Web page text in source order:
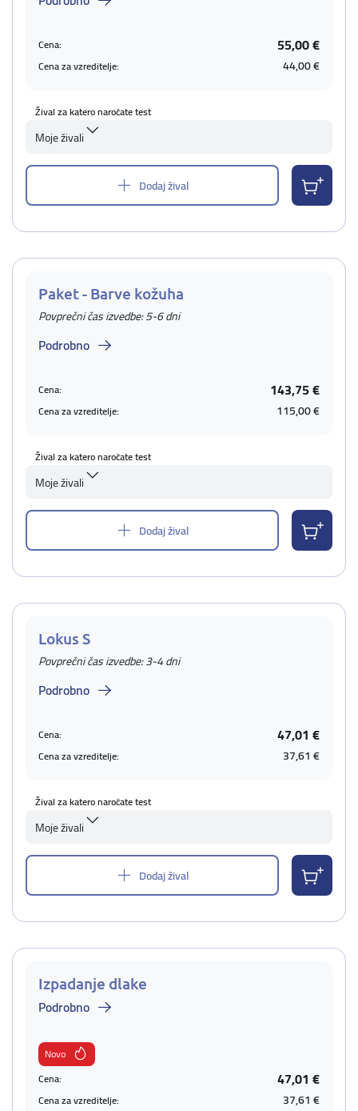
Cena: 55,00 €
Cena za vzreditelje: 44,00 €
Žival za katero naročate test
Moje živali
Dodaj žival
Paket - Barve kožuha
Povprečni čas izvedbe: 5-6 dni
Podrobno
Cena: 143,75 €
Cena za vzreditelje: 115,00 €
Žival za katero naročate test
Moje živali
Dodaj žival
Lokus S
Povprečni čas izvedbe: 3-4 dni
Podrobno
Cena: 47,01 €
Cena za vzreditelje: 37,61 €
Žival za katero naročate test
Moje živali
Dodaj žival
Izpadanje dlake
Podrobno
Novo
Cena:
47,01 €
Cena za vzreditelje: 37,61 €